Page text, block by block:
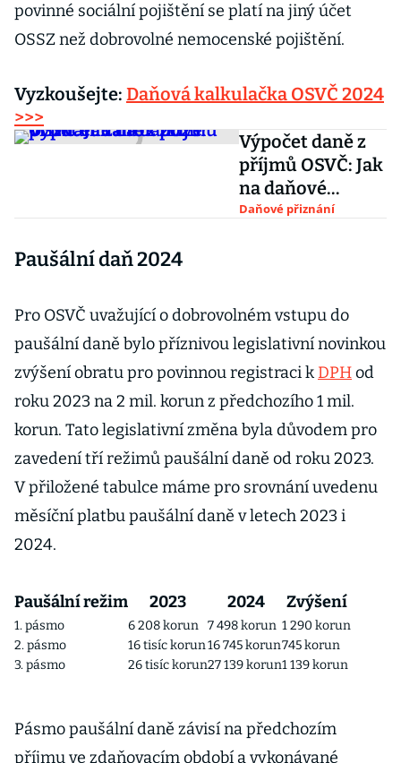
povinné sociální pojištění se platí na jiný účet
OSSZ než dobrovolné nemocenské pojištění.
Vyzkoušejte: Daňová kalkulačka OSVČ 2024
>>>
Výpočet daně z
příjmů OSVČ: Jak
na daňové
přiznání za rok
Daňové přiznání
Paušální daň 2024
Pro OSVČ uvažující o dobrovolném vstupu do
paušální daně bylo příznivou legislativní novinkou
zvýšení obratu pro povinnou registraci k DPHod
roku 2023 na 2 mil. korun z předchozího 1 mil.
korun. Tato legislativní změna byla důvodem pro
zavedení tří režimů paušální daně od roku 2023.
V přiložené tabulce máme pro srovnání uvedenu
měsíční platbu paušální daně v letech 2023 i
2024.
Paušální režim 2023 2024 Zvýšení
1. pásmo 6 208 korun 7 498 korun 1 290 korun
2. pásmo
16 tisíc korun16 745 korun745 korun
3. pásmo
26 tisíc korun27 139 korun1 139 korun
Pásmo paušální daně závisí na předchozím
příjmu ve zdaňovacím období a vykonávané